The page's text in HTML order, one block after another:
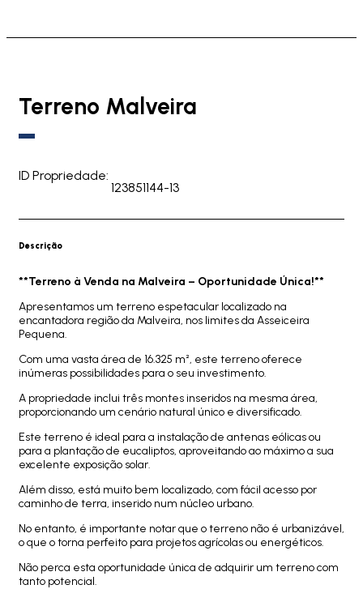
Terreno Malveira
ID Propriedade:
123851144-13
Descrição
**Terreno à Venda na Malveira – Oportunidade Única!**
Apresentamos um terreno espetacular localizado na
encantadora região da Malveira, nos limites da Asseiceira
Pequena.
Com uma vasta área de 16.325 m², este terreno oferece
inúmeras possibilidades para o seu investimento.
A propriedade inclui três montes inseridos na mesma área,
proporcionando um cenário natural único e diversificado.
Este terreno é ideal para a instalação de antenas eólicas ou
para a plantação de eucaliptos, aproveitando ao máximo a sua
excelente exposição solar.
Além disso, está muito bem localizado, com fácil acesso por
caminho de terra, inserido num núcleo urbano.
No entanto, é importante notar que o terreno não é urbanizável,
o que o torna perfeito para projetos agrícolas ou energéticos.
Não perca esta oportunidade única de adquirir um terreno com
tanto potencial.